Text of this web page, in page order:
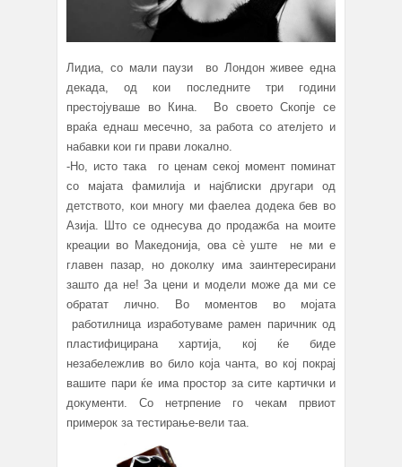
Лидиа, со мали паузи во Лондон живее една
декада, од кои последните три години
престојуваше во Кина. Во своето Скопје се
враќа еднаш месечно, за работа со ателјето и
набавки кои ги прави локално.
-Но, исто така го ценам секој момент поминат
со мајата фамилија и најблиски другари од
детството, кои многу ми фаелеа додека бев во
Азија. Што се однесува до продажба на моите
креации во Македонија, ова сè уште не ми е
главен пазар, но доколку има заинтересирани
зашто да не! За цени и модели може да ми се
обратат лично. Во моментов во мојата
работилница изработуваме рамен паричник од
пластифицирана хартија, кој ќе биде
незабележлив во било која чанта, во кој покрај
вашите пари ќе има простор за сите картички и
документи. Со нетрпение го чекам првиот
примерок за тестирање-вели таа.